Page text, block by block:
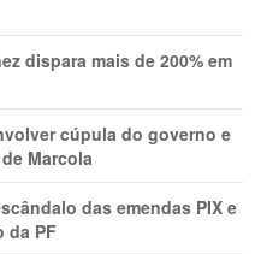
dispara mais de 200% em
cúpula do governo e
Marcola
das emendas PIX e
da PF